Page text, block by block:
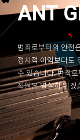
ANT
범죄로부터의 안전
정치적 이익보다도
수 있습니다. 범죄
직원은 열심히 뛰겠